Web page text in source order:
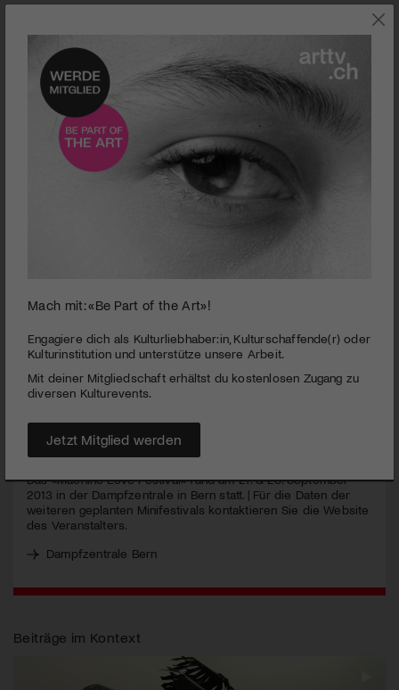
seconds
minutes,
seconds
Dampfzentrale Bern | Machine Love Festival
PUBLIZIERT AM 30. SEPTEMBER 2013
weiteren Minifestivals in den Bereichen Performance,
zeitgenössischer Tanz und Musik in der Dampfzentrale Bern.
MEHR
Das «Machine Love Festival» fand am 27. & 28. September
2013 in der Dampfzentrale in Bern statt. | Für die Daten der
weiteren geplanten Minifestivals kontaktieren Sie die Website
des Veranstalters.
Dampfzentrale Bern
Beiträge im Kontext
Mach mit: «Be Part of the Art»!
Engagiere dich als Kulturliebhaber:in, Kulturschaffende(r) oder
Kulturinstitution und unterstütze unsere Arbeit.
Mit deiner Mitgliedschaft erhältst du kostenlosen Zugang zu
diversen Kulturevents.
Jetzt Mitglied werden